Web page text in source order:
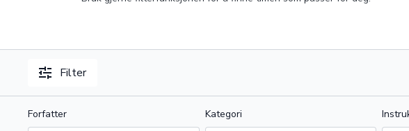
Filter
Forfatter Kategori